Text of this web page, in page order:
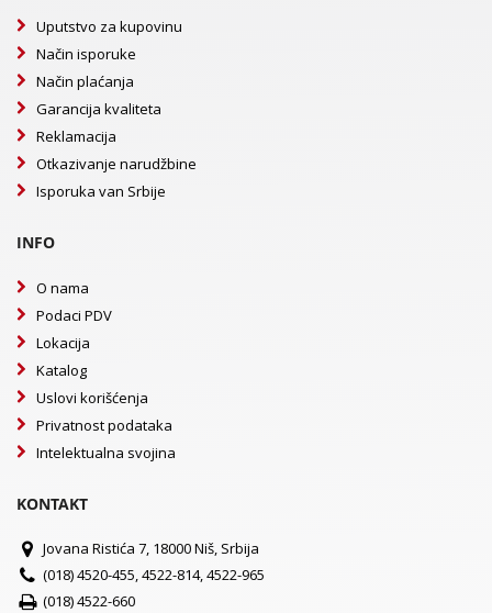
Uputstvo za kupovinu
Način isporuke
Način plaćanja
Garancija kvaliteta
Reklamacija
Otkazivanje narudžbine
Isporuka van Srbije
INFO
O nama
Podaci PDV
Lokacija
Katalog
Uslovi korišćenja
Privatnost podataka
Intelektualna svojina
KONTAKT
Jovana Ristića 7, 18000 Niš, Srbija
(018) 4520-455, 4522-814, 4522-965
(018) 4522-660